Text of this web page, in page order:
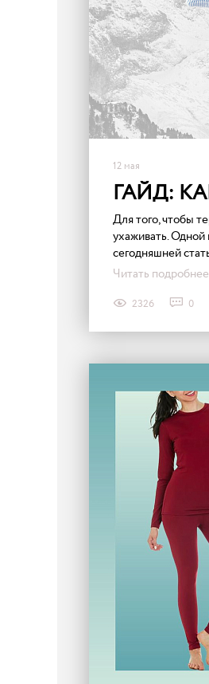
12 мая
ГАЙД:
Для того, чтобы
ухаживать. Одной
сегодняшней
Читать
2326 0